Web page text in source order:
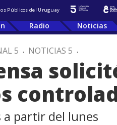
Públicos del Uruguay
Radio Noticias
5 . NOTICIAS 5 .
a partir del lunes